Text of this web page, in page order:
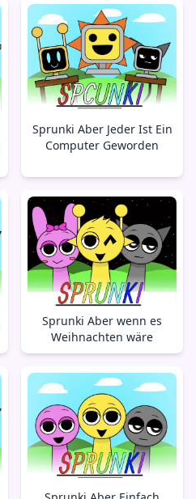
Sprunki Aber Jeder Ist Ein
Computer Geworden
Sprunki Aber wenn es
Weihnachten wäre